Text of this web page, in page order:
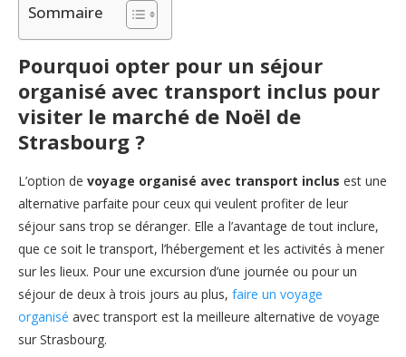
Sommaire
Pourquoi opter pour un séjour
organisé avec transport inclus pour
visiter le marché de Noël de
Strasbourg ?
L’option de voyage organisé avec transport inclus est une
alternative parfaite pour ceux qui veulent profiter de leur
séjour sans trop se déranger. Elle a l’avantage de tout inclure,
que ce soit le transport, l’hébergement et les activités à mener
sur les lieux. Pour une excursion d’une journée ou pour un
séjour de deux à trois jours au plus, faire un voyage
organisé avec transport est la meilleure alternative de voyage
sur Strasbourg.